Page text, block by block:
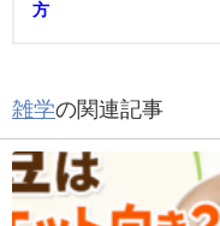
方
雑学の関連記事